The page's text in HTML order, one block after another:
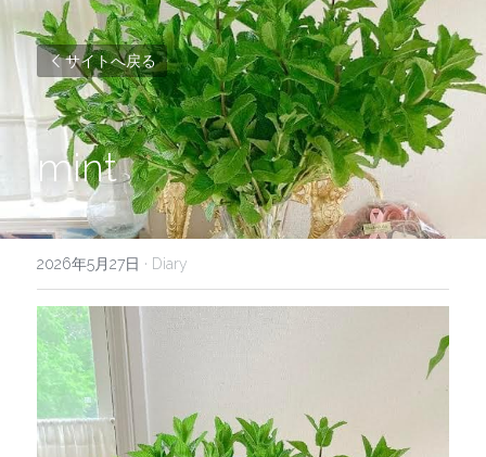
サイトへ戻る
mint
2026年5月27日 · Diary